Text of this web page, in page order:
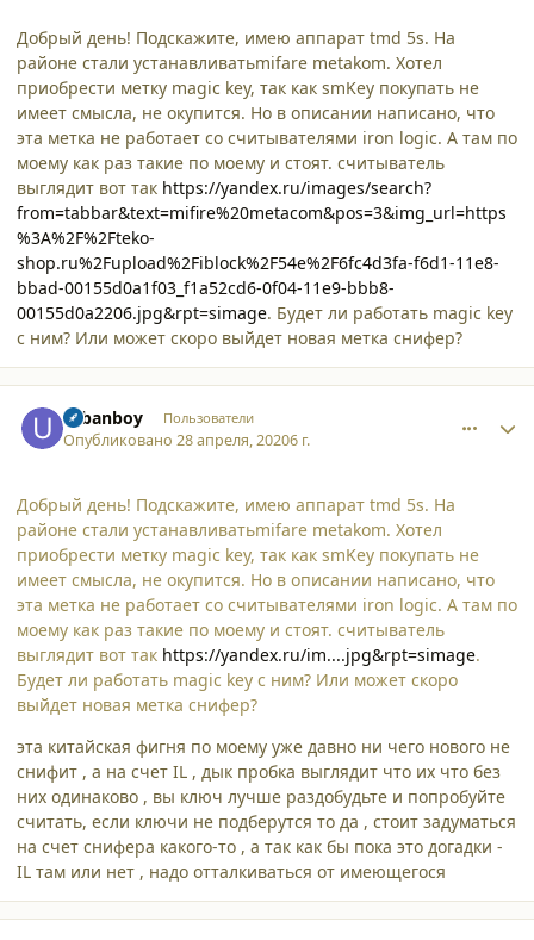
Добрый день! Подскажите, имею аппарат tmd 5s. На
районе стали устанавливатьmifare metakom. Хотел
приобрести метку magic key, так как smKey покупать не
имеет смысла, не окупится. Но в описании написано, что
эта метка не работает со считывателями iron logic. А там по
моему как раз такие по моему и стоят. считыватель
выглядит вот так https://yandex.ru/images/search?
from=tabbar&text=mifire%20metacom&pos=3&img_url=https
%3A%2F%2Fteko-
shop.ru%2Fupload%2Fiblock%2F54e%2F6fc4d3fa-f6d1-11e8-
bbad-00155d0a1f03_f1a52cd6-0f04-11e9-bbb8-
00155d0a2206.jpg&rpt=simage. Будет ли работать magic key
с ним? Или может скоро выйдет новая метка снифер?
urbanboy Пользователи
Опубликовано28 апреля, 20206 г.
Добрый день! Подскажите, имею аппарат tmd 5s. На
районе стали устанавливатьmifare metakom. Хотел
приобрести метку magic key, так как smKey покупать не
имеет смысла, не окупится. Но в описании написано, что
эта метка не работает со считывателями iron logic. А там по
моему как раз такие по моему и стоят. считыватель
выглядит вот так https://yandex.ru/im....jpg&rpt=simage.
Будет ли работать magic key с ним? Или может скоро
выйдет новая метка снифер?
эта китайская фигня по моему уже давно ни чего нового не
снифит , а на счет IL , дык пробка выглядит что их что без
них одинаково , вы ключ лучше раздобудьте и попробуйте
считать, если ключи не подберутся то да , стоит задуматься
на счет снифера какого-то , а так как бы пока это догадки -
IL там или нет , надо отталкиваться от имеющегося